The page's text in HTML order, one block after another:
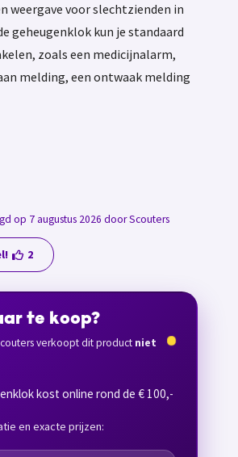
weergave voor slechtzienden in
geheugenklok kun je standaard
zoals een medicijnalarm,
melding, een ontwaak melding
op 7 augustus 2026 door Scouters
2
te koop?
verkoopt dit product niet
kost online rond de € 100,-
en exacte prijzen: